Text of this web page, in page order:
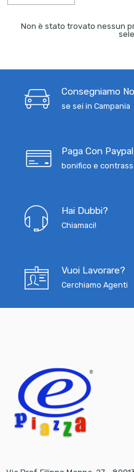
Non è stato trovato nessun
Consegniamo
se sei in Campania
Paga Con Paypal
bonifico e
Hai Dubbi?
Chiamaci!
Vuoi Lavorare?
Cerchiamo Agenti